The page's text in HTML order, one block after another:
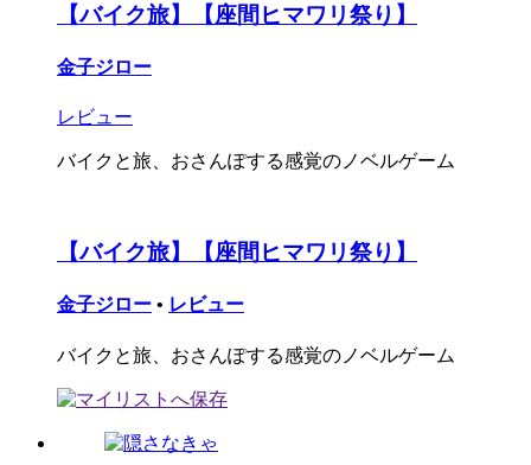
【バイク旅】【座間ヒマワリ祭り】
金子ジロー
レビュー
バイクと旅、おさんぽする感覚のノベルゲーム
【バイク旅】【座間ヒマワリ祭り】
金子ジロー • レビュー
バイクと旅、おさんぽする感覚のノベルゲーム